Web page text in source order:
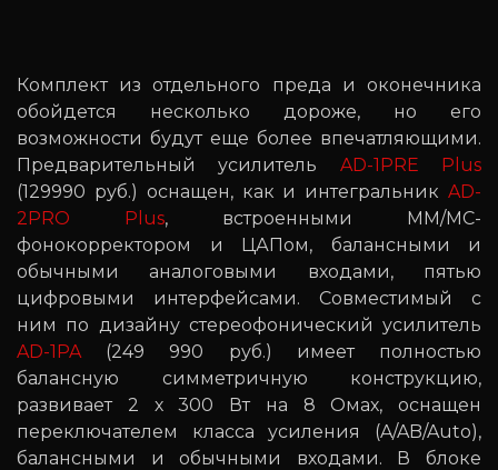
Комплект из отдельного преда и оконечника
обойдется несколько дороже, но его
возможности будут еще более впечатляющими.
Предварительный усилитель AD-1PRE Plus
(129990 руб.) оснащен, как и интегральник AD-
2PRO Plus, встроенными MM/MC-
фонокорректором и ЦАПом, балансными и
обычными аналоговыми входами, пятью
цифровыми интерфейсами. Совместимый с
ним по дизайну стереофонический усилитель
AD-1PA (249 990 руб.) имеет полностью
балансную симметричную конструкцию,
развивает 2 х 300 Вт на 8 Омах, оснащен
переключателем класса усиления (A/AB/Auto),
балансными и обычными входами. В блоке